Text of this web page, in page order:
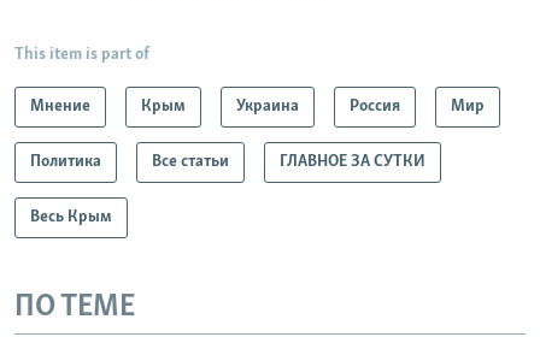
This item is part of
Мнение Крым Украина Россия Мир
Политика Все статьи ГЛАВНОЕ ЗА СУТКИ
Весь Крым
ПО ТЕМЕ